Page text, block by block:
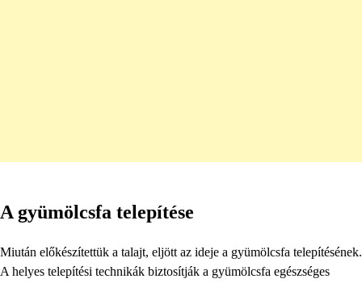
A gyümölcsfa telepítése
Miután előkészítettük a talajt, eljött az ideje a gyümölcsfa telepítésének.
A helyes telepítési technikák biztosítják a gyümölcsfa egészséges